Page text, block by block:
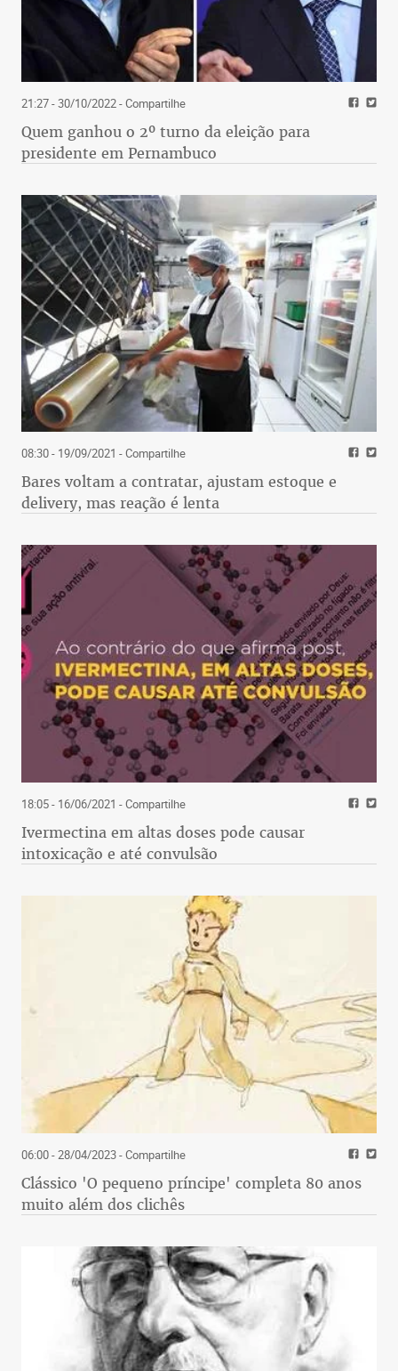
21:27 - 30/10/2022- Compartilhe
Quem ganhou o 2º turno da eleição para
presidente em Pernambuco
08:30 - 19/09/2021 - Compartilhe
Bares voltam a contratar, ajustam estoque e
delivery, mas reação é lenta
18:05 - 16/06/2021 - Compartilhe
Ivermectina em altas doses pode causar
intoxicação e até convulsão
06:00 - 28/04/2023- Compartilhe
Clássico 'O pequeno príncipe' completa 80 anos
muito além dos clichês